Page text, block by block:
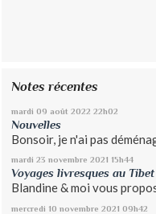
Notes récentes
mardi 09 août 2022 22h02
Nouvelles
Bonsoir, je n'ai pas
mardi 23 novembre 2021 15h44
Voyages livresques au Tibet
Blandine & moi vous
mercredi 10 novembre 2021 09h42